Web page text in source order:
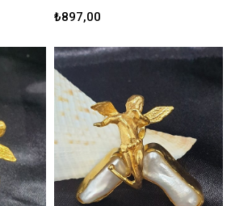
₺897,00